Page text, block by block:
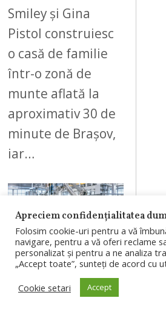
Smiley și Gina
Pistol construiesc
o casă de familie
într-o zonă de
munte aflată la
aproximativ 30 de
minute de Brașov,
iar…
07
AUGUST 7, 2026A
U
Apreciem confidențialitatea
Folosim cookie-uri pentru a vă
navigare, pentru a vă oferi reclame
personalizat și pentru a ne analiza
„Accept toate”, sunteți de acord cu
Cookie setari
Accept